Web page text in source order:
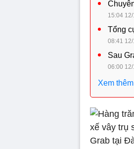
15:04
Tổng
08:41
Sau
06:00
Xem thêm